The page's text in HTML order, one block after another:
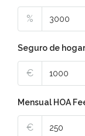
%
Seguro de hogar
€
Mensual HOA
€